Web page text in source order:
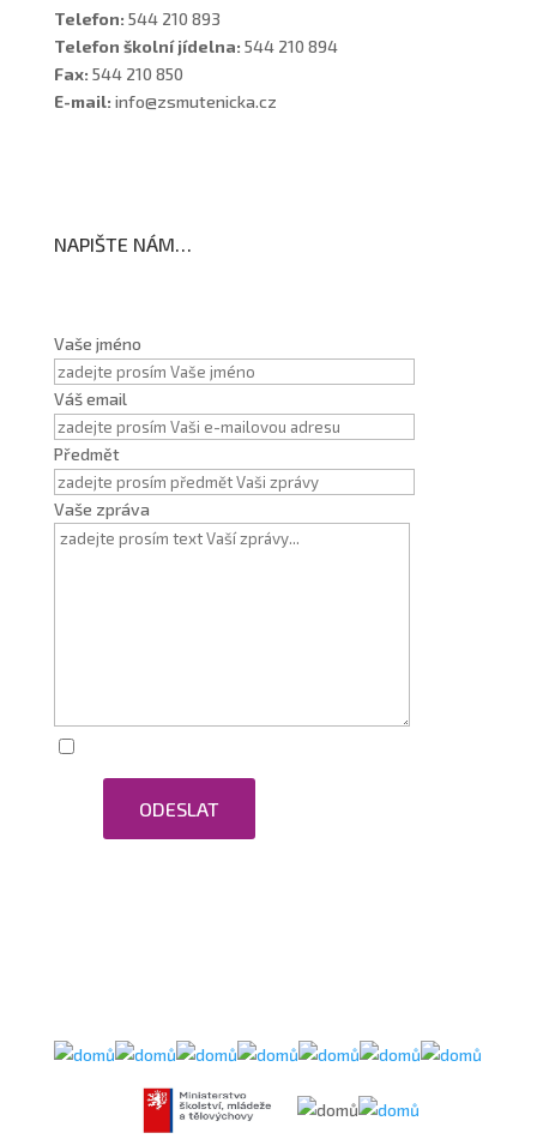
Telefon: 544 210 893
Telefon školní jídelna: 544 210 894
Fax: 544 210 850
E-mail: info@zsmutenicka.cz
NAPIŠTE NÁM…
Vaše jméno
Váš email
Předmět
Vaše zpráva
ODESLAT